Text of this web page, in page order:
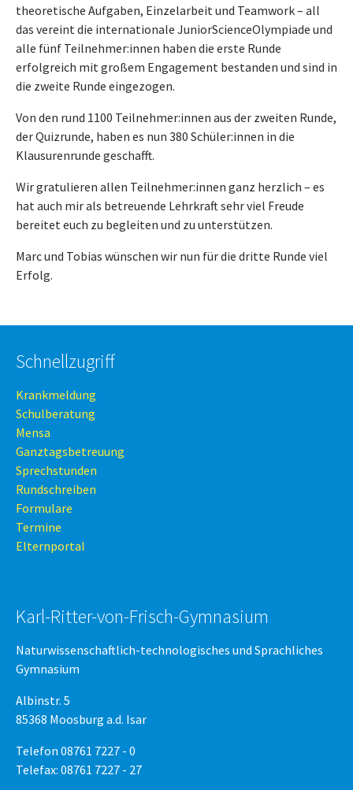
theoretische Aufgaben, Einzelarbeit und Teamwork – all
das vereint die internationale JuniorScienceOlympiade und
alle fünf Teilnehmer:innen haben die erste Runde
erfolgreich mit großem Engagement bestanden und sind in
die zweite Runde eingezogen.
Von den rund 1100 Teilnehmer:innen aus der zweiten Runde,
der Quizrunde, haben es nun 380 Schüler:innen in die
Klausurenrunde geschafft.
Wir gratulieren allen Teilnehmer:innen ganz herzlich – es
hat auch mir als betreuende Lehrkraft sehr viel Freude
bereitet euch zu begleiten und zu unterstützen.
Marc und Tobias wünschen wir nun für die dritte Runde viel
Erfolg.
Schnellzugriff
Krankmeldung
Schulberatung
Mensa
Ganztagsbetreuung
Sprechstunden
Rundschreiben
Formulare
Termine
Elternportal
Karl-Ritter-von-Frisch-Gymnasium
Naturwissenschaftlich-technologisches und Sprachliches
Gymnasium
Albinstr. 5
85368 Moosburg a.d. Isar
Telefon 08761 7227 - 0
Telefax: 08761 7227 - 27